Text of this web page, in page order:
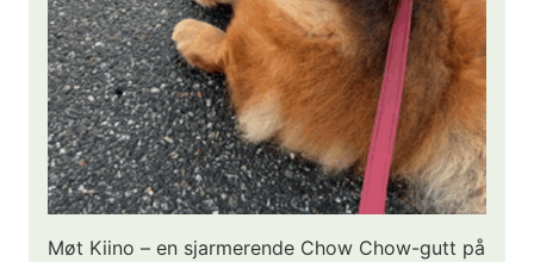
Møt Kiino – en sjarmerende Chow Chow-gutt på